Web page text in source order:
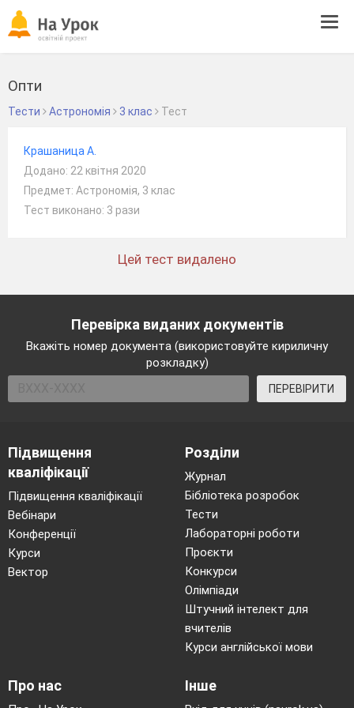
Опти
Тести Астрономія 3 клас Тест
Крашаница А.
Додано: 22 квітня 2020
Предмет: Астрономія, 3 клас
Тест виконано: 3 рази
Цей тест видалено
Перевірка виданих документів
Вкажіть номер документа (використовуйте кириличну
розкладку)
ПЕРЕВІРИТИ
Підвищення
кваліфікації
Підвищення кваліфікації
Вебінари
Конференції
Курси
Вектор
Розділи
Журнал
Бібліотека розробок
Тести
Лабораторні роботи
Проєкти
Конкурси
Олімпіади
Штучний інтелект для
вчителів
Курси англійської мови
Про нас Інше